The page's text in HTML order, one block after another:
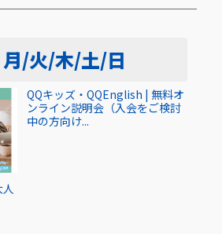
月/火/木/土/日
人
QQキッズ・QQEnglish | 無料オ
ンライン説明会（入会をご検討
中の方向け...